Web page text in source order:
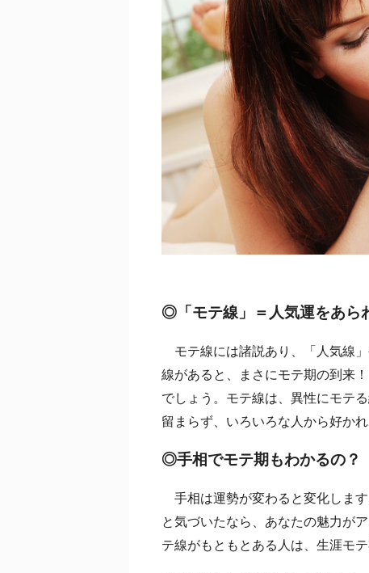
◎「モテ線」＝人気運をあら
モテ線には諸説あり、「人気線
線があると、まさにモテ期の到来
でしょう。モテ線は、異性にモテ
留まらず、いろいろな人から好か
◎手相でモテ期もわかるの？
手相は運勢が変わると変化しま
と気づいたなら、あなたの魅力が
テ線がもともとある人は、生涯モ